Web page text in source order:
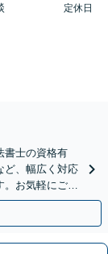
定休日
書士の資格有
ど、幅広く対応
。お気軽にご相
可】